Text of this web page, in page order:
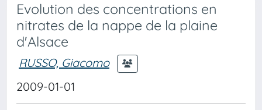
Evolution des concentrations en
nitrates de la nappe de la plaine
d'Alsace
RUSSO, Giacomo
2009-01-01